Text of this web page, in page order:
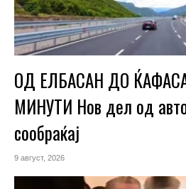
ОД ЕЛБАСАН ДО
МИНУТИ Нов дел од
сообраќај
9 август, 2026